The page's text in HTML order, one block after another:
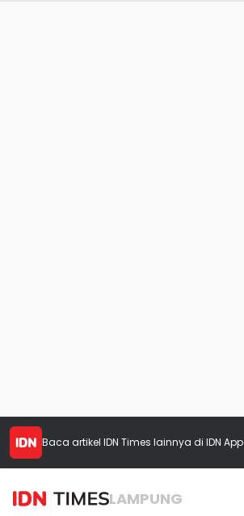
Baca artikel IDN Times lainnya di IDN App
LAMPUNG